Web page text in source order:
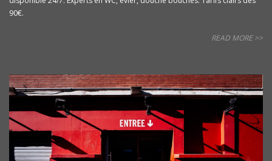
90€.
READ MORE >>